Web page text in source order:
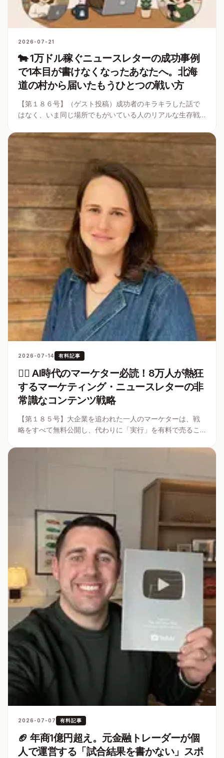
2026-07-21
🐄 1万ドル稼ぐニュースレターの成功事例
で1本目が書けなくなったあなたへ。北海
道の村から届いたもうひとつの戦い方
【第１８６号】（ゲスト投稿）成功者のキラキラした話で
はなく、いま同じ場所でもがいている人のリアルな生存戦
いかにして別のルートから報酬を獲得したのか。高い基準
に足が止まってしまった人にこそ、
2026-07-14 有料記事
🏌️‍♀️ AI時代のマーケター必読！8万人が熱狂
するマーケティング・ニュースレターの非
常識なコンテンツ戦略
【第１８５号】大企業を追われた一人のマーケターは、戦
略をすべて無料公開し、代わりに「実行」を有料で売るこ
2026-07-07 有料記事
🏈 年商1億円超え。元金融トレーダーが個
人で運営する「試合結果を書かない」スポ